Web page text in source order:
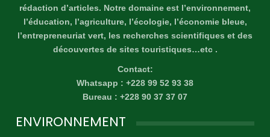
rédaction d’articles. Notre domaine est l’environnement,
l’éducation, l’agriculture, l’écologie, l’économie bleue,
l’entrepreneuriat vert, les recherches scientifiques et des
découvertes de sites touristiques…etc .
Contact:
Whatsapp : +228 99 52 93 38
Bureau : +228 90 37 37 07
ENVIRONNEMENT